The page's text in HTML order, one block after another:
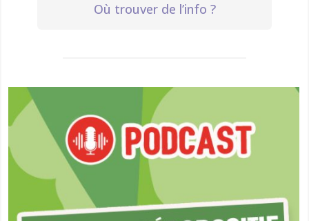
Où trouver de l’info ?